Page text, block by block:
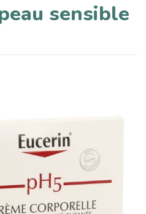
sensible